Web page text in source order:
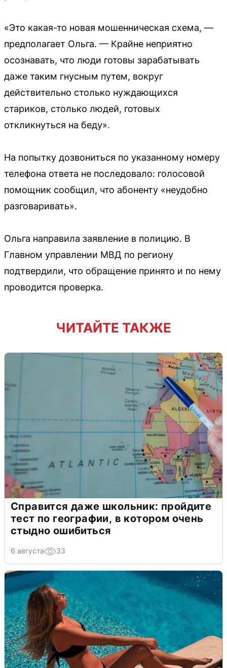
«Это какая-то новая мошенническая схема, —
предполагает Ольга. — Крайне неприятно
осознавать, что люди готовы зарабатывать
даже таким гнусным путем, вокруг
действительно столько нуждающихся
стариков, столько людей, готовых
откликнуться на беду».
На попытку дозвониться по указанному номеру
телефона ответа не последовало: голосовой
помощник сообщил, что абоненту «неудобно
разговаривать».
Ольга направила заявление в полицию. В
Главном управлении МВД по региону
подтвердили, что обращение принято и по нему
проводится проверка.
ЧИТАЙТЕ ТАКЖЕ
Справится даже школьник: пройдите
тест по географии, в котором очень
стыдно ошибиться
6 августа 33